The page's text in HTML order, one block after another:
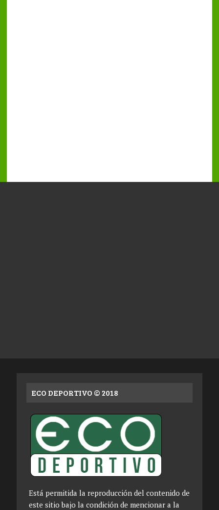
ECO DEPORTIVO © 2018
Está permitida la reproducción del contenido de
este sitio bajo la condición de mencionar a la